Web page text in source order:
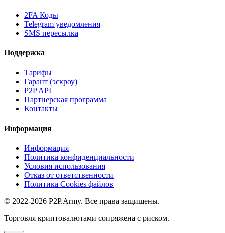
2FA Коды
Telegram уведомления
SMS пересылка
Поддержка
Тарифы
Гарант (эскроу)
P2P API
Партнерская программа
Контакты
Информация
Информация
Политика конфиденциальности
Условия использования
Отказ от ответственности
Политика Cookies файлов
© 2022-2026 P2P.Army. Все права защищены.
Торговля криптовалютами сопряжена с риском.